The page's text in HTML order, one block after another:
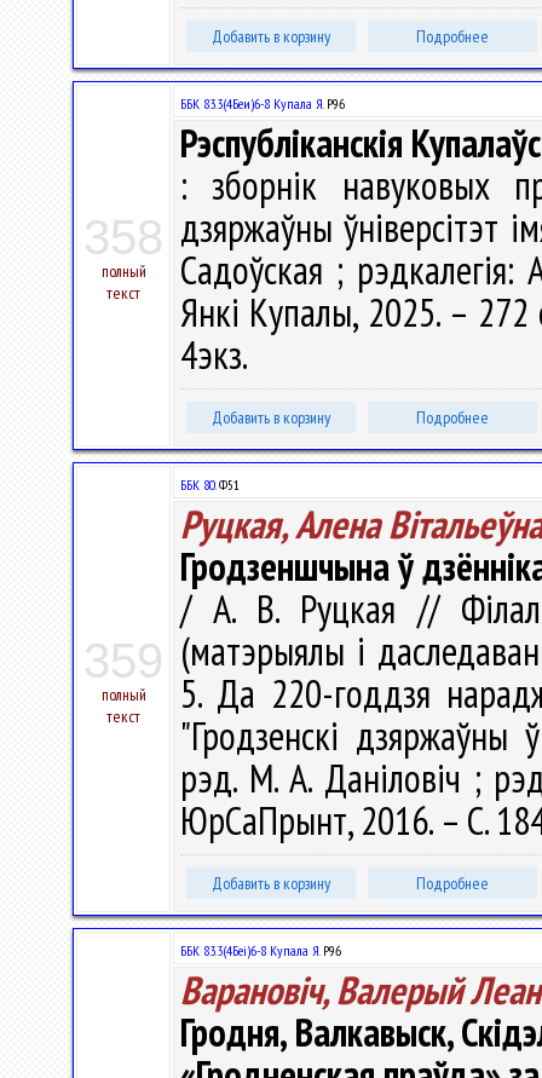
Добавить в корзину Подробнее
358
полный
текст
ББК 83.3(4Беи)6-8 Купала Я.Р96
Рэспубліканскія
: зборнік навуковых
дзяржаўны ўніверсітэт
Садоўская ;
Янкі Купалы, 2025. –
4экз.
Добавить в корзину Подробнее
359
полный
текст
ББК 80.Ф51
Руцкая, Алена Вiтальеўна
Гродзеншчына ў
/ А. В. Руцкая //
(матэрыялы і
5. Да 220-годдзя
"Гродзенскі дзяржаўны
рэд. М. А. Даніловіч ;
ЮрСаПрынт, 2016. – С.
Добавить в корзину Подробнее
ББК 83.3(4Беі)6-8 Купала Я.Р96
Варановіч, Валерый
Гродня, Валкавыск,